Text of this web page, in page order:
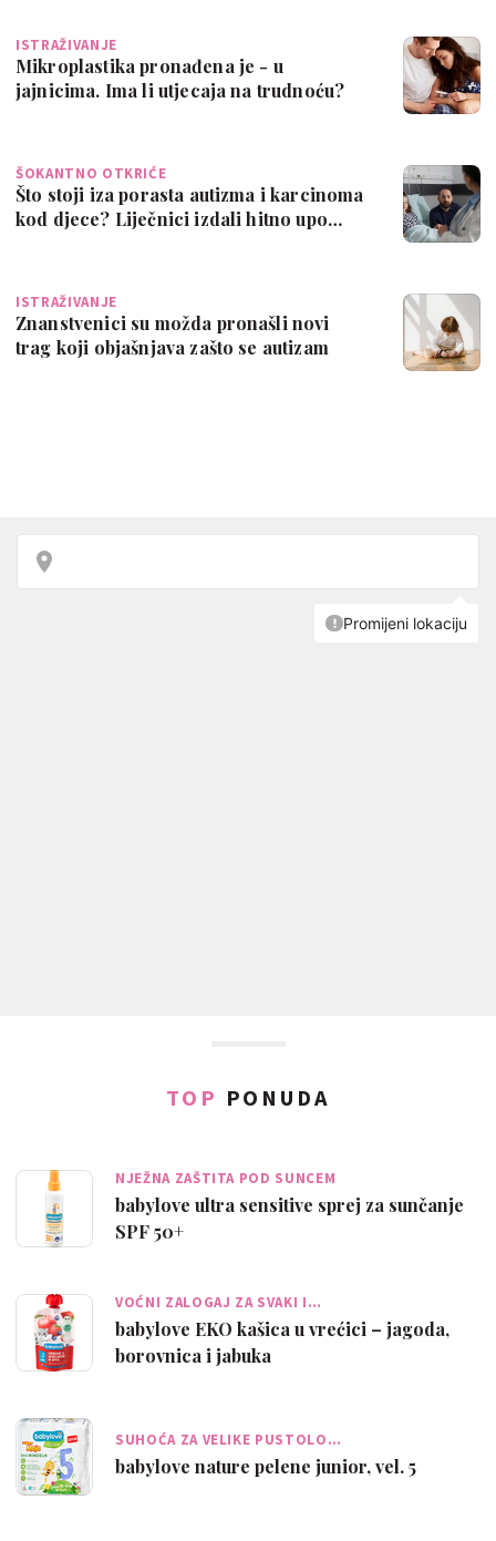
ISTRAŽIVANJE
Mikroplastika pronađena je - u
jajnicima. Ima li utjecaja na trudnoću?
ŠOKANTNO OTKRIĆE
Što stoji iza porasta autizma i karcinoma
kod djece? Liječnici izdali hitno upo…
ISTRAŽIVANJE
Znanstvenici su možda pronašli novi
trag koji objašnjava zašto se autizam
TOP PONUDA
NJEŽNA ZAŠTITA POD SUNCEM
babylove ultra sensitive sprej za sunčanje
SPF 50+
VOĆNI ZALOGAJ ZA SVAKI I…
babylove EKO kašica u vrećici – jagoda,
borovnica i jabuka
SUHOĆA ZA VELIKE PUSTOLO…
babylove nature pelene junior, vel. 5